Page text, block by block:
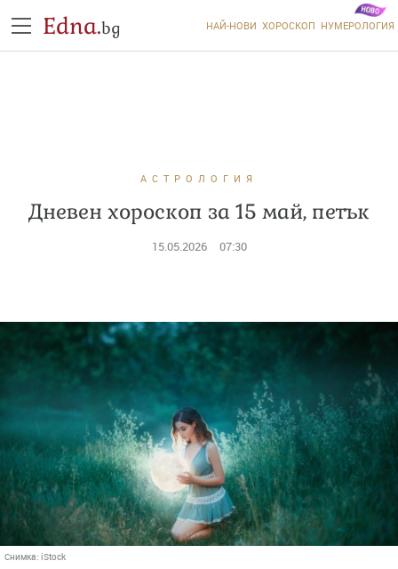
Edna.bg НАЙ-НОВИ ХОРОСКОП НУМЕРОЛОГИЯ
АСТРОЛОГИЯ
Дневен хороскоп за 15 май, петък
15.05.2026 07:30
Снимка: iStock